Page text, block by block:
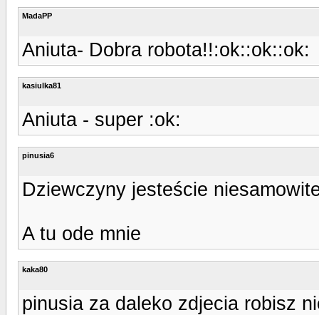
MadaPP
Aniuta- Dobra robota!!:ok::ok::ok:
kasiulka81
Aniuta - super :ok:
pinusia6
Dziewczyny jesteście
A tu ode mnie
kaka80
pinusia za daleko zdjecia robisz